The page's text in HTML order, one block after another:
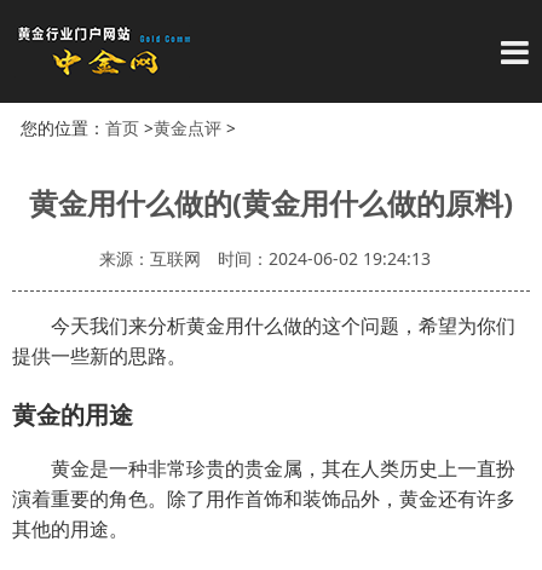
导
您的位置： 首页>黄金点评>
黄金用什么做的(黄金用什么做的原料)
来源：互联网 时间：2024-06-02 19:24:13
今天我们来分析黄金用什么做的这个问题，希望为你们
提供一些新的思路。
黄金的用途
黄金是一种非常珍贵的贵金属，其在人类历史上一直扮
演着重要的角色。除了用作首饰和装饰品外，黄金还有许多
其他的用途。